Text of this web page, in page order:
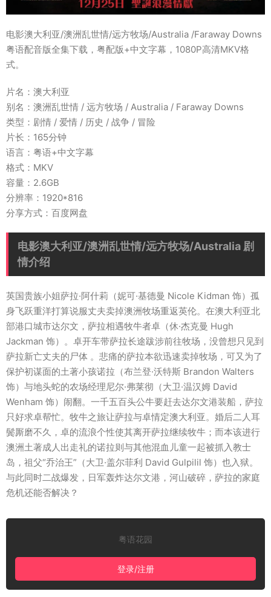
电影澳大利亚/澳洲乱世情/远方牧场/Australia /Faraway Downs
粤语配音版全集下载，粤配版+中文字幕，1080P高清MKV格
式。
片名：澳大利亚
别名：澳洲乱世情 / 远方牧场 / Australia / Faraway Downs
类型：剧情 / 爱情 / 历史 / 战争 / 冒险
片长：165分钟
语言：粤语+中文字幕
格式：MKV
容量：2.6GB
分辨率：1920*816
分享方式：百度网盘
电影澳大利亚/澳洲乱世情/远方牧场/Australia 剧
情介绍
英国贵族小姐萨拉·阿什莉（妮可·基德曼 Nicole Kidman 饰）孤
身飞跃重洋打算说服丈夫卖掉澳洲牧场重返英伦。在澳大利亚北
部港口城市达尔文，萨拉相遇牧牛者卓（休·杰克曼 Hugh
Jackman 饰）。卓开车带萨拉长途跋涉前往牧场，没曾想只见到
萨拉新亡丈夫的尸体 。悲痛的萨拉本欲迅速卖掉牧场，可又为了
保护初谋面的土著小孩诺拉（布兰登·沃特斯 Brandon Walters
饰）与地头蛇的农场经理尼尔·弗莱彻（大卫·温汉姆 David
Wenham 饰）闹翻。一千五百头公牛要赶去达尔文港装船，萨拉
只好求卓帮忙。牧牛之旅让萨拉与卓情定澳大利亚。婚后二人耳
鬓厮磨不久，卓的流浪个性使其离开萨拉继续牧牛；而本该进行
澳洲土著成人出走礼的诺拉则与其他混血儿童一起被抓入教士
岛，祖父“乔治王”（大卫·盖尔菲利 David Gulpilil 饰）也入狱。
与此同时二战爆发，日军轰炸达尔文港，河山破碎，萨拉的家庭
危机还能否解决？
粤语花园
登录/注册